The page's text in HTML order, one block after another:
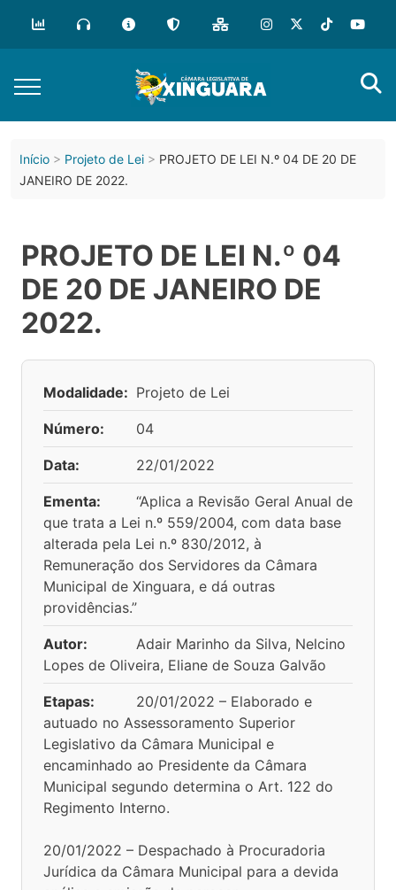
Início Projeto de Lei
PROJETO DE LEI N.º 04 DE 20 DE
JANEIRO DE 2022.
PROJETO DE LEI N.º 04
DE 20 DE JANEIRO DE
2022.
Modalidade: Projeto de Lei
Número: 04
Data: 22/01/2022
Ementa:
“Aplica a Revisão Geral Anual de
que trata a Lei n.º 559/2004, com data base
alterada pela Lei n.º 830/2012, à
Remuneração dos Servidores da Câmara
Municipal de Xinguara, e dá outras
providências.”
Autor:
Adair Marinho da Silva, Nelcino
Lopes de Oliveira, Eliane de Souza Galvão
Etapas:
20/01/2022 – Elaborado e
autuado no Assessoramento Superior
Legislativo da Câmara Municipal e
encaminhado ao Presidente da Câmara
Municipal segundo determina o Art. 122 do
Regimento Interno.
20/01/2022 – Despachado à Procuradoria
Jurídica da Câmara Municipal para a devida